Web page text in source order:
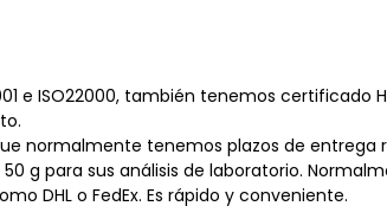
e ISO22000, también tenemos certificado
normalmente tenemos plazos de entrega
g para sus análisis de laboratorio.
DHL o FedEx. Es rápido y conveniente.